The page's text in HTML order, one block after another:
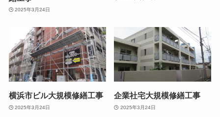
2025年3月24日
横浜市ビル大規模修繕工事
2025年3月24日
企業社宅大規模修繕工事
2025年3月24日